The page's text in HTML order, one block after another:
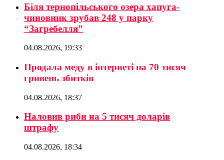
Біля тернопільського озера хапуга-
чиновник зрубав 248 у парку
“Загребелля”
04.08.2026, 19:33
Продала меду в інтернеті на 70 тисяч
гривень збитків
04.08.2026, 18:37
Наловив риби на 5 тисяч доларів
штрафу
04.08.2026, 18:34